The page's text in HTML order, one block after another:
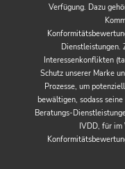
Verfügung. Dazu
Dienstleistungen.
Interessenkonflikten
Schutz unserer Marke
Prozesse, um
bewältigen, sodass
Beratungs-
IVDD, für